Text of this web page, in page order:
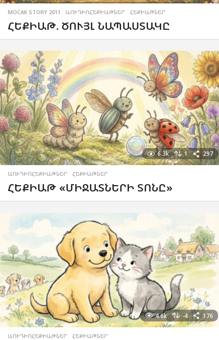
MOCAK STORY 2011 ,ԱՈՒԴԻՈՀԵՔԻԱԹՆԵՐ ,ՀԵՔԻԱԹՆԵՐ
ՀԵՔԻԱԹ. ԾՈՒՅԼ ՆԱՊԱՍՏԱԿԸ
6.3k 1 297
ԱՈՒԴԻՈՀԵՔԻԱԹՆԵՐ ,ՀԵՔԻԱԹՆԵՐ
ՀԵՔԻԱԹ «ՄԻՋԱՏՆԵՐԻ ՏՈՆԸ»
4.6k -4 176
ԱՈՒԴԻՈՀԵՔԻԱԹՆԵՐ ,ՀԵՔԻԱԹՆԵՐ